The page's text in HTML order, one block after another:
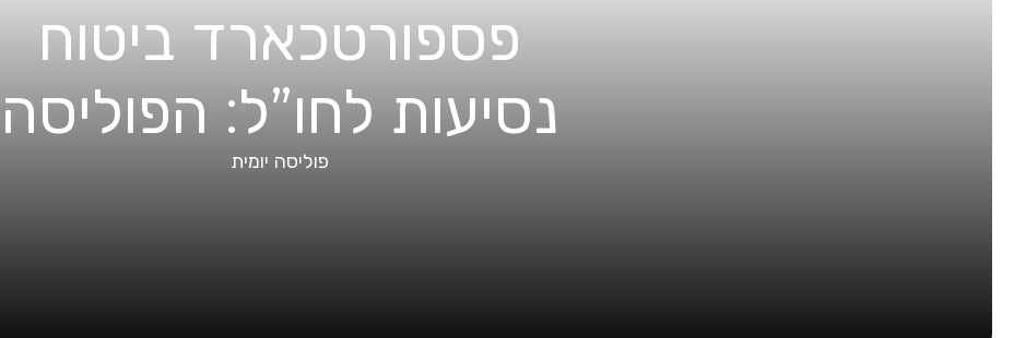
פספורטכארד ביטוח
נסיעות לחו”ל: הפוליסה
פוליסה יומית